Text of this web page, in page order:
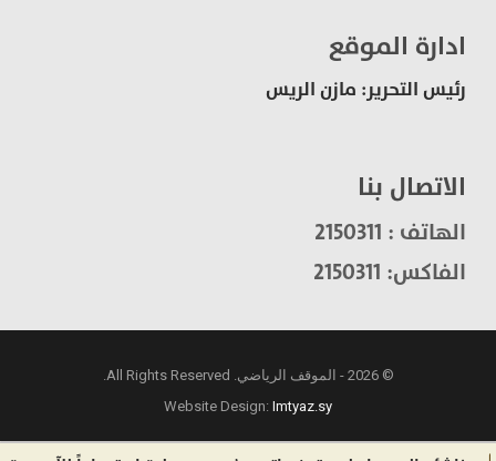
ادارة الموقع
رئيس التحرير: مازن الريس
الاتصال بنا
الهاتف : 2150311
الفاكس: 2150311
© 2026 - الموقف الرياضي. All Rights Reserved.
Website Design:Imtyaz.sy